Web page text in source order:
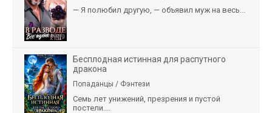
— Я полюбил другую, — объявил муж на весь...
Бесплодная истинная для распутного
дракона
Попаданцы / Фэнтези
Семь лет унижений, презрения и пустой
постели....